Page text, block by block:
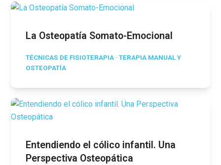
La Osteopatía Somato-Emocional
TÉCNICAS DE FISIOTERAPIA ·TERAPIA MANUAL Y
OSTEOPATÍA
Entendiendo el cólico infantil. Una
Perspectiva Osteopática